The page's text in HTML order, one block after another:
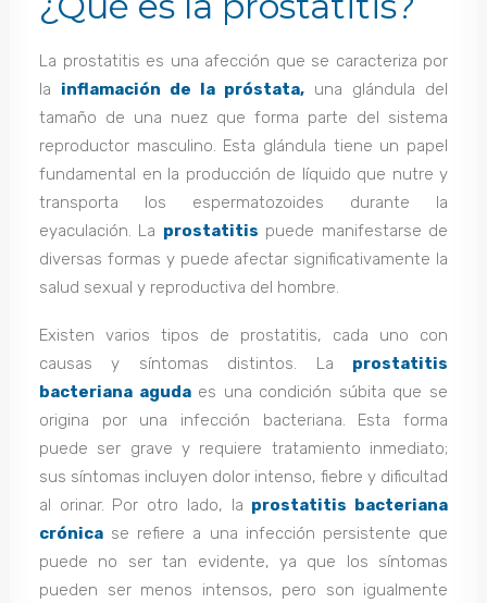
La prostatitis es una afección que se caracteriza por
la inflamación de la próstata, una glándula del
tamaño de una nuez que forma parte del sistema
reproductor masculino. Esta glándula tiene un papel
fundamental en la producción de líquido que nutre y
transporta los espermatozoides durante la
eyaculación. La prostatitis puede manifestarse de
diversas formas y puede afectar significativamente la
salud sexual y reproductiva del hombre.
Existen varios tipos de prostatitis, cada uno con
causas y síntomas distintos. La prostatitis
bacteriana agudaes una condición súbita que se
origina por una infección bacteriana. Esta forma
puede ser grave y requiere tratamiento inmediato;
sus síntomas incluyen dolor intenso, fiebre y dificultad
al orinar. Por otro lado, la prostatitis bacteriana
crónica se refiere a una infección persistente que
puede no ser tan evidente, ya que los síntomas
pueden ser menos intensos, pero son igualmente